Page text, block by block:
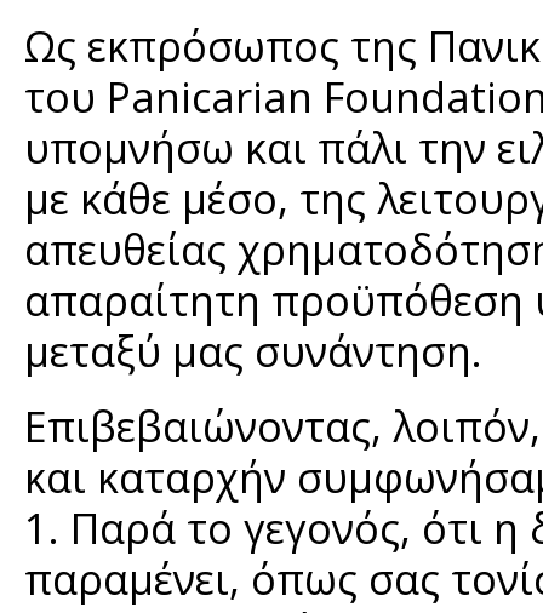
Ως εκπρόσωπος της
του Panicarian
υπομνήσω και πάλι την
με κάθε μέσο, της
απευθείας
απαραίτητη προϋπόθεση
μεταξύ μας συνάντηση.
Επιβεβαιώνοντας,
και καταρχήν
1. Παρά το γεγονός, ότι η
παραμένει, όπως σας